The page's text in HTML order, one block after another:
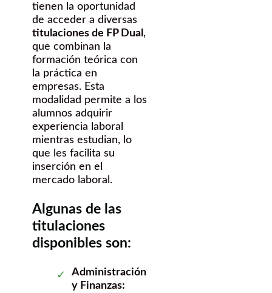
tienen la oportunidad
de acceder a diversas
titulaciones de FP Dual ,
que combinan la
formación teórica con
la práctica en
empresas. Esta
modalidad permite a los
alumnos adquirir
experiencia laboral
mientras estudian, lo
que les facilita su
inserción en el
mercado laboral.
Algunas de las
titulaciones
disponibles son:
Administración
y Finanzas: